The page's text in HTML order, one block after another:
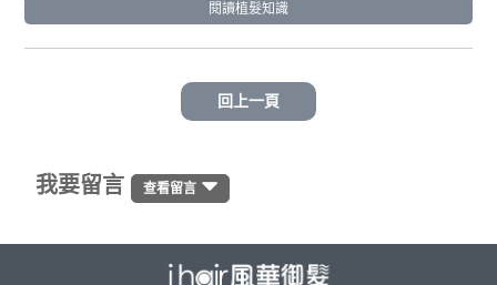
閱讀植髮知識
回上一頁
我要留言 查看留言